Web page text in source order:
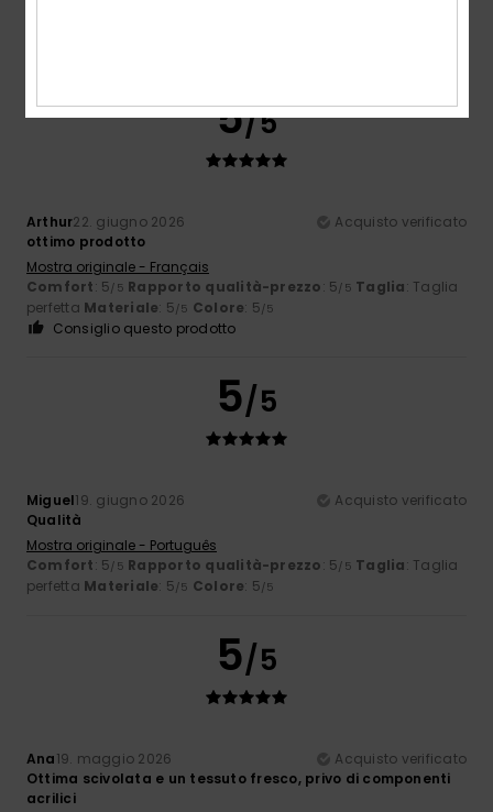
5/5
Arthur22. giugno 2026
Acquisto verificato
ottimo prodotto
Mostra originale - Français
Comfort: 5/5 Rapporto qualità-prezzo: 5/5 Taglia: Taglia
perfetta Materiale: 5/5 Colore: 5/5
Consiglio questo prodotto
5/5
Miguel19. giugno 2026
Acquisto verificato
Qualità
Mostra originale - Português
Comfort: 5/5 Rapporto qualità-prezzo: 5/5 Taglia: Taglia
perfetta Materiale: 5/5 Colore: 5/5
5/5
Ana19. maggio 2026
Acquisto verificato
Ottima scivolata e un tessuto fresco, privo di componenti
acrilici